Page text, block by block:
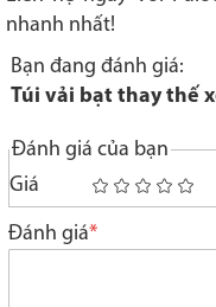
nhanh nhất!
Bạn đang đánh giá:
Túi vải bạt thay thế
Đánh giá của bạn
Giá
1
star
2
stars
3
stars
4
stars
5
stars
Đánh giá